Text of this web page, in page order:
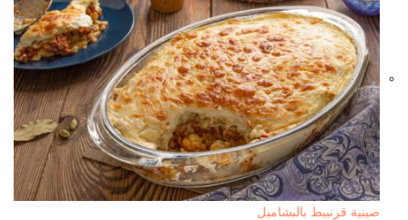
صينية قرنبيط بالبشاميل